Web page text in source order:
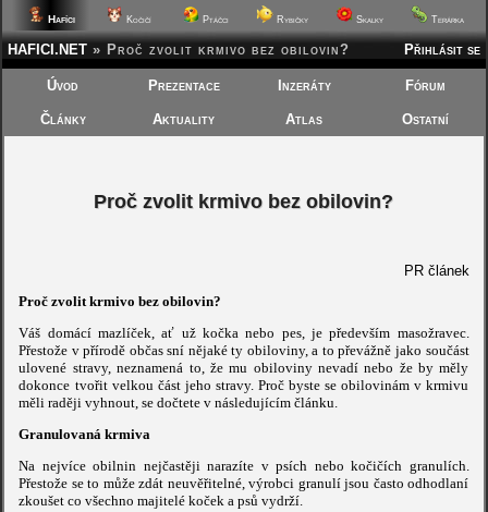
Hafíci Kočičí Ptáčci Rybičky Skalky Terárka
Přihlásit se
HAFICI.NET » Proč zvolit krmivo bez obilovin?
Úvod Prezentace Inzeráty Fórum
Články Aktuality Atlas Ostatní
Proč zvolit krmivo bez obilovin?
PR článek
Proč zvolit krmivo bez obilovin?
Váš domácí mazlíček, ať už kočka nebo pes, je především masožravec.
Přestože v přírodě občas sní nějaké ty obiloviny, a to převážně jako součást
ulovené stravy, neznamená to, že mu obiloviny nevadí nebo že by měly
dokonce tvořit velkou část jeho stravy. Proč byste se obilovinám v krmivu
měli raději vyhnout, se dočtete v následujícím článku.
Granulovaná krmiva
Na nejvíce obilnin nejčastěji narazíte v psích nebo kočičích granulích.
Přestože se to může zdát neuvěřitelné, výrobci granulí jsou často odhodlaní
zkoušet co všechno majitelé koček a psů vydrží.